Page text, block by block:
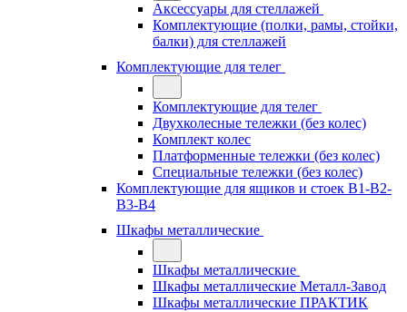
Аксессуары для стеллажей
Комплектующие (полки, рамы, стойки,
балки) для стеллажей
Комплектующие для телег
Комплектующие для телег
Двухколесные тележки (без колес)
Комплект колес
Платформенные тележки (без колес)
Специальные тележки (без колес)
Комплектующие для ящиков и стоек В1-В2-
В3-В4
Шкафы металлические
Шкафы металлические
Шкафы металлические Металл-Завод
Шкафы металлические ПРАКТИК